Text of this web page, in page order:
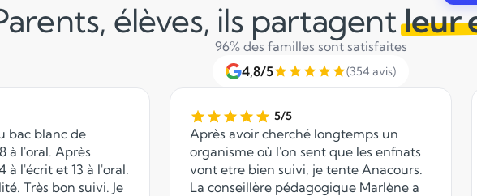
élèves, ils partagentleur
96% des familles sont satisfaites
4,8/5
(354 avis)
bac blanc de
à l'écrit et 13 à l'oral.
Très bon suivi. Je
5/5
Après avoir cherché longtemps un
organisme où l'on sent que les enfnats
vont etre bien suivi, je tente Anacours.
La conseillère pédagogique Marlène a